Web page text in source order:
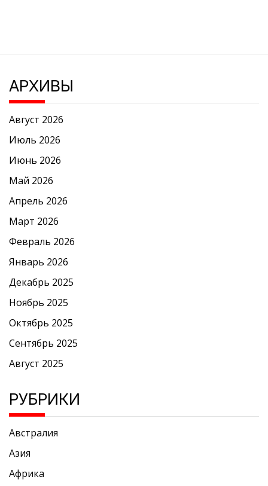
АРХИВЫ
Август 2026
Июль 2026
Июнь 2026
Май 2026
Апрель 2026
Март 2026
Февраль 2026
Январь 2026
Декабрь 2025
Ноябрь 2025
Октябрь 2025
Сентябрь 2025
Август 2025
РУБРИКИ
Австралия
Азия
Африка